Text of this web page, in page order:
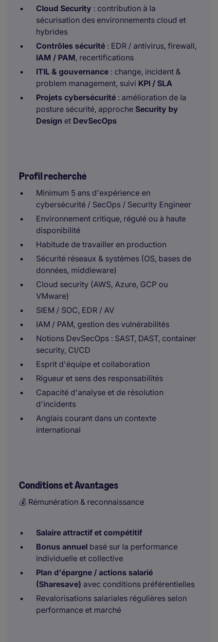
Cloud Security : contribution à la
sécurisation des environnements cloud et
hybrides
Contrôles sécurité : EDR / antivirus, firewall,
IAM / PAM, recertifications
ITIL & gouvernance : change, incident &
problem management, suivi KPI / SLA
Projets cybersécurité : amélioration de la
posture sécurité, approche Security by
Design et DevSecOps
Profil recherché
Minimum 5 ans d'expérience en
cybersécurité / SecOps / Security Engineer
Environnement critique, régulé ou à haute
disponibilité
Habitude de travailler en production
Sécurité réseaux & systèmes (OS, bases de
données, middleware)
Cloud security (AWS, Azure, GCP ou
VMware)
SIEM / SOC, EDR / AV
IAM / PAM, gestion des vulnérabilités
Notions DevSecOps : SAST, DAST, container
security, CI/CD
Esprit d'équipe et collaboration
Rigueur et sens des responsabilités
Capacité d'analyse et de résolution
d'incidents
Anglais courant dans un contexte
international
Conditions et Avantages
💰 Rémunération & reconnaissance
Salaire attractif et compétitif
Bonus annuel basé sur la performance
individuelle et collective
Plan d'épargne / actions salarié
(Sharesave) avec conditions préférentielles
Revalorisations salariales régulières selon
performance et marché